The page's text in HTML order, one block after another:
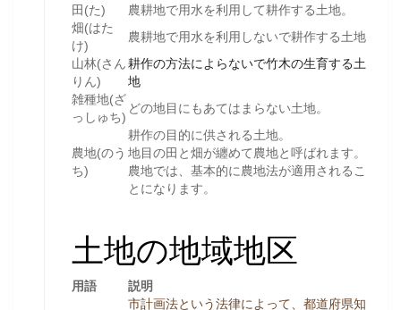
田(た)
農耕地で用水を利用して耕作する土地。
畑(はた
け)
農耕地で用水を利用しないで耕作する土地
山林(さん
りん)
耕作の方法によらないで竹木の生育する土
地
雑種地(ざ
っしゅち)
どの地目にもあてはまらない土地。
農地(のう
ち)
耕作の目的に供される土地。
地目の田と畑が纏めて農地と呼ばれます。
農地では、基本的に農地法が適用されるこ
とになります。
土地の地域地区
用語 説明
市計画法という法律によって、都道府県知